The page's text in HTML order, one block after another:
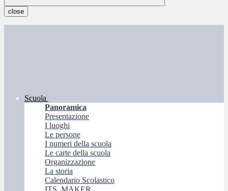
close
Scuola
Panoramica
Presentazione
I luoghi
Le persone
I numeri della scuola
Le carte della scuola
Organizzazione
La storia
Calendario Scolastico